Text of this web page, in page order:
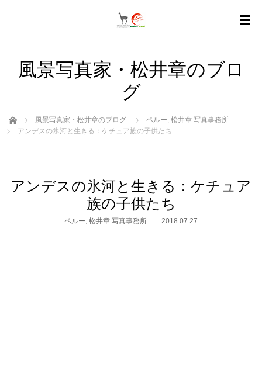
風景写真家・松井章のブロ
グ
ホーム 風景写真家・松井章のブログ ペルー, 松井章 写真事務所
アンデスの氷河と生きる：ケチュア族の子供たち
アンデスの氷河と生きる：ケチュア
族の子供たち
ペルー, 松井章 写真事務所 2018.07.27